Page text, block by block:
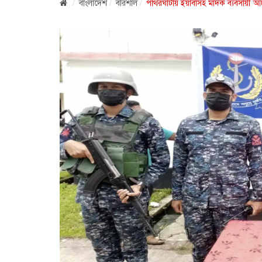
বাংলাদেশ বরিশাল পাথরঘাটায় ইয়াবাসহ মাদক ব্যবসায়ী